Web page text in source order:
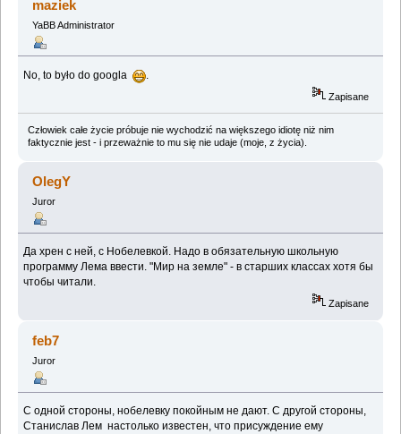
maziek
YaBB Administrator
No, to było do googla
Zapisane
Człowiek całe życie próbuje nie wychodzić na większego idiotę niż nim
faktycznie jest - i przeważnie to mu się nie udaje (moje, z życia).
OlegY
Juror
Да хрен с ней, с Нобелевкой. Надо в обязательную школьную
программу Лема ввести. "Мир на земле" - в старших классах хотя бы
чтобы читали.
Zapisane
feb7
Juror
С одной стороны, нобелевку покойным не дают. С другой стороны,
Станислав Лем настолько известен, что присуждение ему